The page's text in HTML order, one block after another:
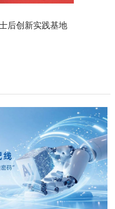
土化应用、数字孪生技术等领
与技术攻坚，已实现核心零部
展共性需求与未来趋势，明确
将立足各自核心优势，重点推
，为行业高质量发展注入合
协同机制，涵盖技术创新、产
优势叠加、互利共赢的合作格
西门子团队表示，此次初步达成
本土创新能力的重要举措，未
市场竞争力的工业具身机器人
字化转型注入新动能。同济大
后创新实践基地